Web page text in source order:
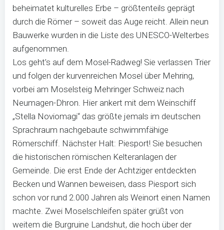
beheimatet kulturelles Erbe – größtenteils geprägt
durch die Römer – soweit das Auge reicht. Allein neun
Bauwerke wurden in die Liste des UNESCO-Welterbes
aufgenommen.
Los geht’s auf dem Mosel-Radweg! Sie verlassen Trier
und folgen der kurvenreichen Mosel über Mehring,
vorbei am Moselsteig Mehringer Schweiz nach
Neumagen-Dhron. Hier ankert mit dem Weinschiff
„Stella Noviomagi“ das größte jemals im deutschen
Sprachraum nachgebaute schwimmfähige
Römerschiff. Nächster Halt: Piesport! Sie besuchen
die historischen römischen Kelteranlagen der
Gemeinde. Die erst Ende der Achtziger entdeckten
Becken und Wannen beweisen, dass Piesport sich
schon vor rund 2.000 Jahren als Weinort einen Namen
machte. Zwei Moselschleifen später grüßt von
weitem die Burgruine Landshut, die hoch über der